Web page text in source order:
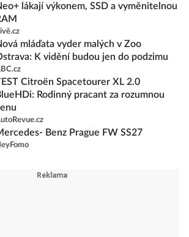
lákají výkonem, SSD a vyměnitelnou
mláďata vyder malých v Zoo
K vidění budou jen do podzimu
Citroën Spacetourer XL 2.0
Rodinný pracant za rozumnou
Benz Prague FW SS27